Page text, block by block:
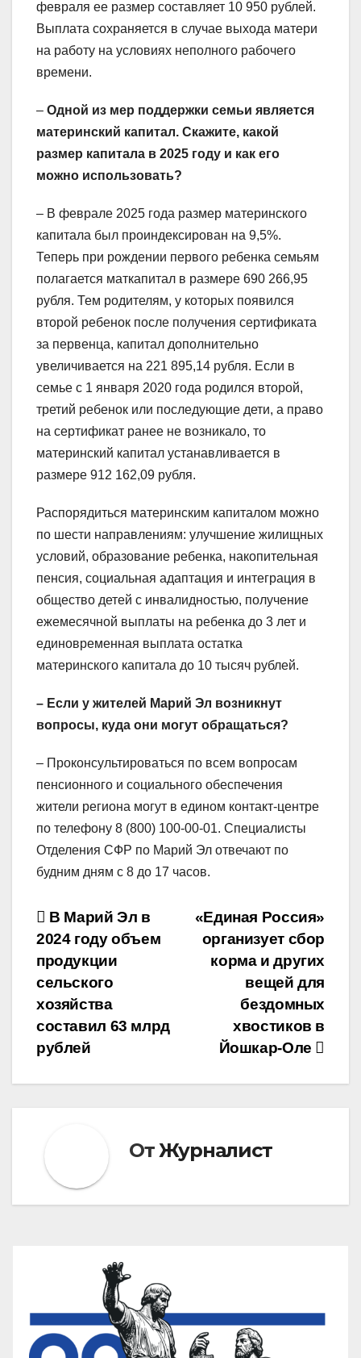
февраля ее размер составляет 10 950 рублей.
Выплата сохраняется в случае выхода матери
на работу на условиях неполного рабочего
времени.
– Одной из мер поддержки семьи является
материнский капитал. Скажите, какой
размер капитала в 2025 году и как его
можно использовать?
– В феврале 2025 года размер материнского
капитала был проиндексирован на 9,5%.
Теперь при рождении первого ребенка семьям
полагается маткапитал в размере 690 266,95
рубля. Тем родителям, у которых появился
второй ребенок после получения сертификата
за первенца, капитал дополнительно
увеличивается на 221 895,14 рубля. Если в
семье с 1 января 2020 года родился второй,
третий ребенок или последующие дети, а право
на сертификат ранее не возникало, то
материнский капитал устанавливается в
размере 912 162,09 рубля.
Распорядиться материнским капиталом можно
по шести направлениям: улучшение жилищных
условий, образование ребенка, накопительная
пенсия, социальная адаптация и интеграция в
общество детей с инвалидностью, получение
ежемесячной выплаты на ребенка до 3 лет и
единовременная выплата остатка
материнского капитала до 10 тысяч рублей.
– Если у жителей Марий Эл возникнут
вопросы, куда они могут обращаться?
– Проконсультироваться по всем вопросам
пенсионного и социального обеспечения
жители региона могут в едином контакт-центре
по телефону 8 (800) 100-00-01. Специалисты
Отделения СФР по Марий Эл отвечают по
будним дням с 8 до 17 часов.
Навигация
по
записям
«Единая Россия»
организует сбор
корма и других
вещей для
бездомных
хвостиков в
Йошкар-Оле
В Марий Эл в
2024 году объем
продукции
сельского
хозяйства
составил 63 млрд
рублей
ОтЖурналист